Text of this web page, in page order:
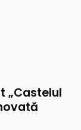
„Castelul